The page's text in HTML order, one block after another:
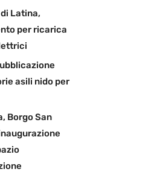
Latina,
per ricarica
asili nido per
Borgo San